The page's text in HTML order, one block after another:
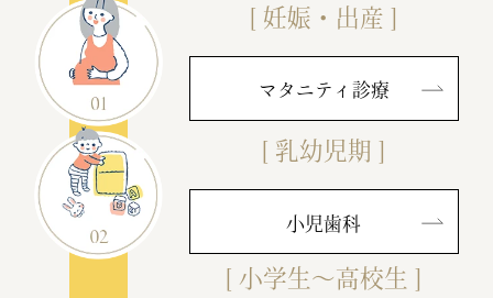
【お盆休みのお知らせ】
誠に勝手ながら、下記の期間をお盆休みと
させていただきます。
休診期間：2025年8月10日（日）～8月14
日（木）
期間中もWebでのご予約はご利用いただけ
ます。
ただし、木曜日と土曜日のご予約はWebか
らはお取りいただけませんので、ご注意く
[ 妊娠・出産 ]
マタニティ診療
[ 乳幼児期 ]
小児歯科
[ 小学生～高校生 ]